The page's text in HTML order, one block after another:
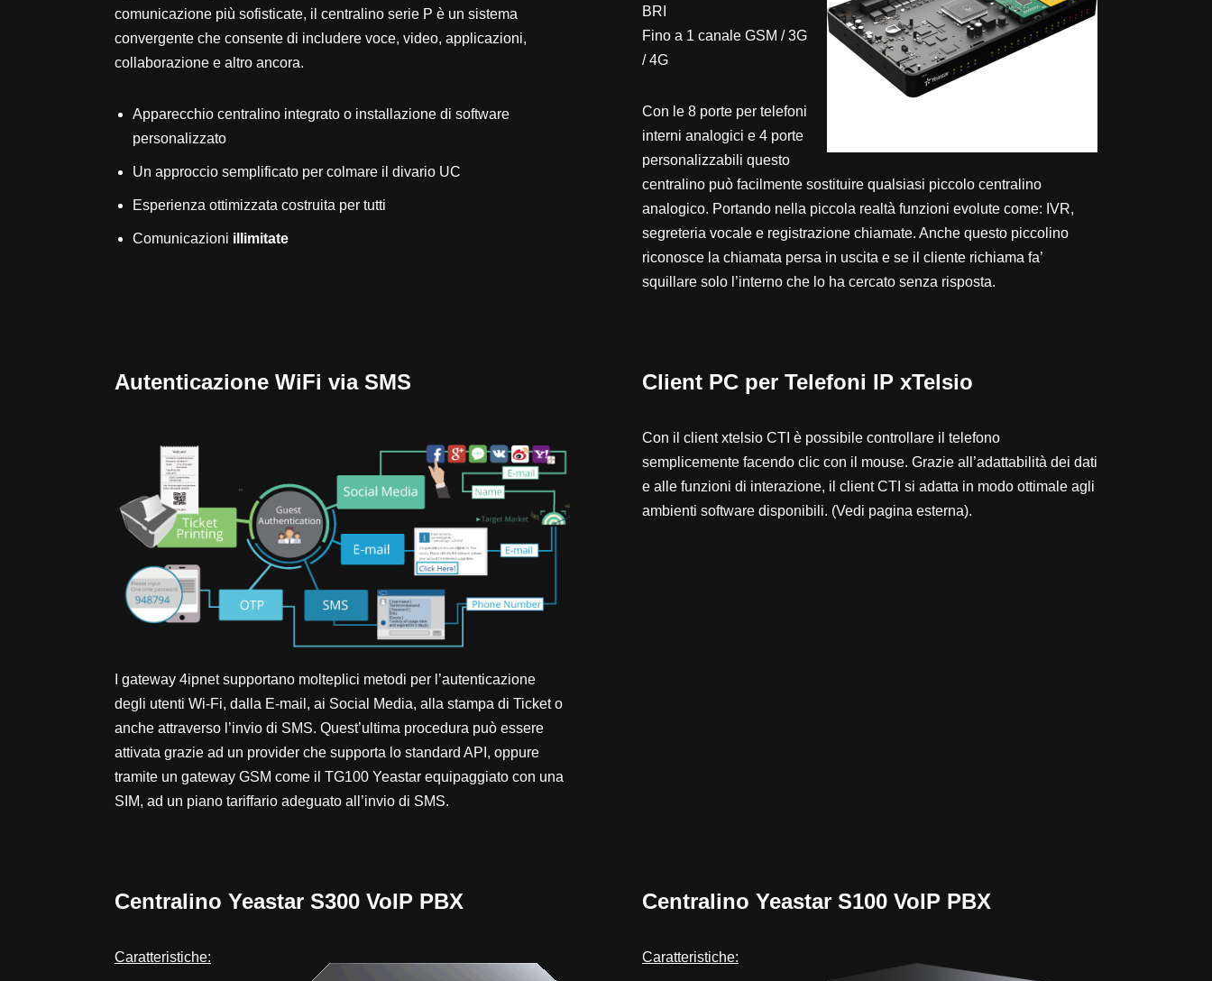
comunicazione più sofisticate, il centralino serie P è un sistema
convergente che consente di includere voce, video, applicazioni,
collaborazione e altro ancora.
Apparecchio centralino integrato o installazione di software
personalizzato
Un approccio semplificato per colmare il divario UC
Esperienza ottimizzata costruita per tutti
Comunicazioni illimitate
BRI
Fino a 1 canale GSM / 3G
/ 4G
Con le 8 porte per telefoni
interni analogici e 4 porte
personalizzabili questo
centralino può facilmente sostituire qualsiasi piccolo centralino
analogico. Portando nella piccola realtà funzioni evolute come: IVR,
segreteria vocale e registrazione chiamate. Anche questo piccolino
riconosce la chiamata persa in uscita e se il cliente richiama fa’
squillare solo l’interno che lo ha cercato senza risposta.
Autenticazione WiFi via SMS
I gateway 4ipnetsupportano molteplici metodi per l’autenticazione
degli utenti Wi-Fi, dalla E-mail, ai Social Media, alla stampa di Ticket o
anche attraverso l’invio di SMS. Quest’ultima procedura può essere
attivata grazie ad un provider che supporta lo standard API, oppure
tramite un gateway GSM come il TG100 Yeastar equipaggiato con una
SIM, ad un piano tariffario adeguato all’invio di SMS.
Client PC per Telefoni IP xTelsio
Con il client xtelsio CTI è possibile controllare il telefono
semplicemente facendo clic con il mouse. Grazie all’adattabilità dei dati
e alle funzioni di interazione, il client CTI si adatta in modo ottimale agli
ambienti software disponibili. (Vedi pagina esterna).
Centralino Yeastar S300 VoIP PBX
Caratteristiche:
Centralino Yeastar S100 VoIP PBX
Caratteristiche: